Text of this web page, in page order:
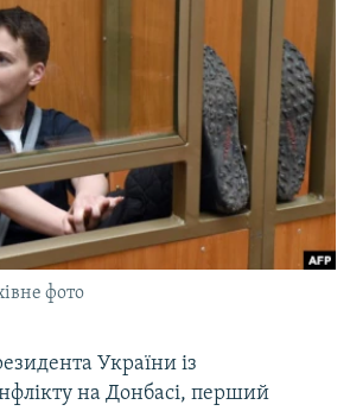
КРИМУ
фото
України із
на Донбасі, перший